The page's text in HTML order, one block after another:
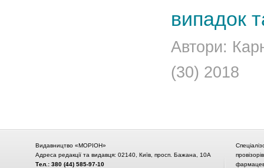
випадок
Автори:
(30) 2018
Видавництво «МОРІОН»
Адреса редакції та видавця: 02140, Київ, просп. Бажана, 10А
Тел.: 380 (44) 585-97-10